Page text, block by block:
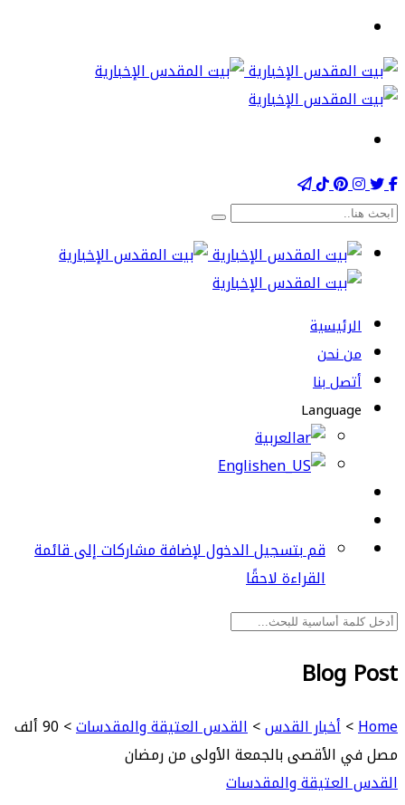
الرئيسية
من نحن
أتصل بنا
Language
العربية
English
قم بتسجيل الدخول لإضافة مشاركات إلى قائمة
القراءة لاحقًا
Blog Post
Home
>أخبار القدس>القدس العتيقة والمقدسات>
90 ألف
مصل في الأقصى بالجمعة الأولى من رمضان
القدس العتيقة والمقدسات